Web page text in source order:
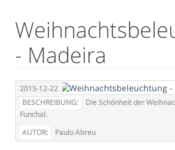
- Madeira
2015-12-22
BESCHREIBUNG:
Die Schönheit der
Funchal.
AUTOR:
Paulo Abreu